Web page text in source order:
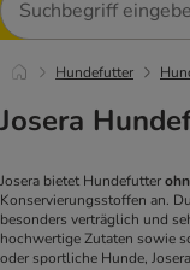
Hundefutter
Josera
Josera bietet Hundefutter
Konservierungsstoffen an.
besonders verträglich und
hochwertige Zutaten sowie
oder sportliche Hunde,